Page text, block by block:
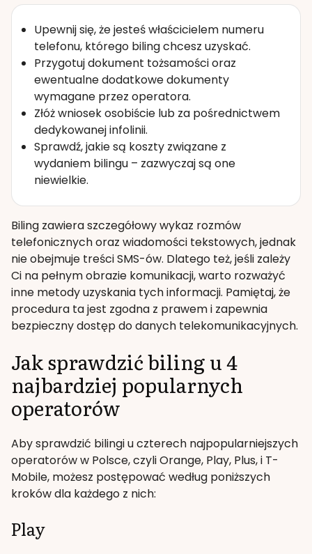
Upewnij się, że jesteś właścicielem numeru
telefonu, którego biling chcesz uzyskać.
Przygotuj dokument tożsamości oraz
ewentualne dodatkowe dokumenty
wymagane przez operatora.
Złóż wniosek osobiście lub za pośrednictwem
dedykowanej infolinii.
Sprawdź, jakie są koszty związane z
wydaniem bilingu – zazwyczaj są one
niewielkie.
Biling zawiera szczegółowy wykaz rozmów
telefonicznych oraz wiadomości tekstowych, jednak
nie obejmuje treści SMS-ów. Dlatego też, jeśli zależy
Ci na pełnym obrazie komunikacji, warto rozważyć
inne metody uzyskania tych informacji. Pamiętaj, że
procedura ta jest zgodna z prawem i zapewnia
bezpieczny dostęp do danych telekomunikacyjnych.
Jak sprawdzić biling u 4
najbardziej popularnych
operatorów
Aby sprawdzić bilingi u czterech najpopularniejszych
operatorów w Polsce, czyli Orange, Play, Plus, i T-
Mobile, możesz postępować według poniższych
kroków dla każdego z nich:
Play